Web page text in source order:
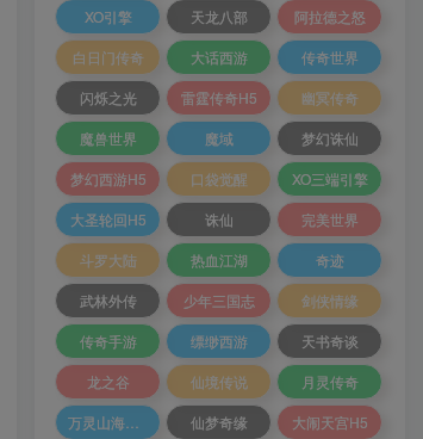
XO引擎
天龙八部
阿拉德之怒
白日门传奇
大话西游
传奇世界
闪烁之光
雷霆传奇H5
幽冥传奇
魔兽世界
魔域
梦幻诛仙
梦幻西游H5
口袋觉醒
XO三端引擎
大圣轮回H5
诛仙
完美世界
斗罗大陆
热血江湖
奇迹
武林外传
少年三国志
剑侠情缘
传奇手游
缥缈西游
天书奇谈
龙之谷
仙境传说
月灵传奇
仙梦奇缘
大闹天宫H5